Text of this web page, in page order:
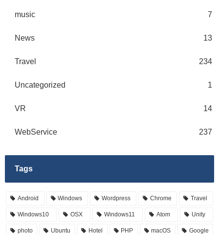
music 7
News 13
Travel 234
Uncategorized 1
VR 14
WebService 237
Tags
Android Windows Wordpress Chrome Travel
Windows10 OSX Windows11 Atom Unity
photo Ubuntu Hotel PHP macOS Google